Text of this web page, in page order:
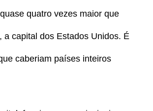
quatro vezes maior que
a capital dos Estados Unidos. É
caberiam países inteiros